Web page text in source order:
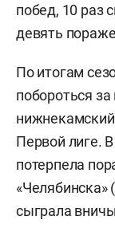
побед, 10 раз
девять
По итогам
побороться
Первой лиге.
потерпела
«Челябинска»
сыграла